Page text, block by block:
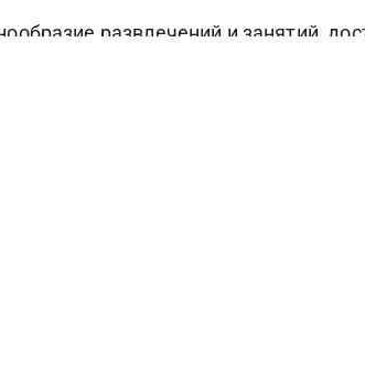
развлечений и занятий,